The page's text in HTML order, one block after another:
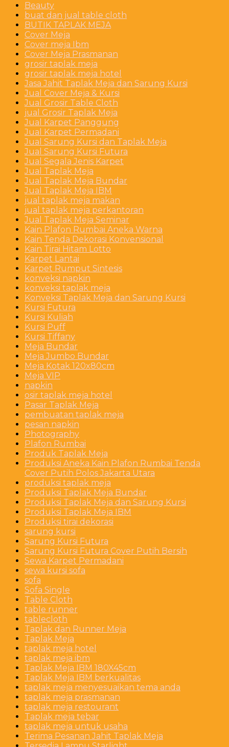
Beauty
buat dan jual table cloth
BUTIK TAPLAK MEJA
Cover Meja
Cover meja Ibm
Cover Meja Prasmanan
grosir taplak meja
grosir taplak meja hotel
Jasa Jahit Taplak Meja dan Sarung Kursi
Jual Cover Meja & Kursi
Jual Grosir Table Cloth
jual Grosir Taplak Meja
Jual Karpet Panggung
Jual Karpet Permadani
Jual Sarung Kursi dan Taplak Meja
Jual Sarung Kursi Futura
Jual Segala Jenis Karpet
Jual Taplak Meja
Jual Taplak Meja Bundar
Jual Taplak Meja IBM
jual taplak meja makan
jual taplak meja perkantoran
Jual Taplak Meja Seminar
Kain Plafon Rumbai Aneka Warna
Kain Tenda Dekorasi Konvensional
Kain Tirai Hitam Lotto
Karpet Lantai
Karpet Rumput Sintesis
konveksi napkin
konveksi taplak meja
Konveksi Taplak Meja dan Sarung Kursi
Kursi Futura
Kursi Kuliah
Kursi Puff
Kursi Tiffany
Meja Bundar
Meja Jumbo Bundar
Meja Kotak 120x80cm
Meja VIP
napkin
osir taplak meja hotel
Pasar Taplak Meja
pembuatan taplak meja
pesan napkin
Photography
Plafon Rumbai
Produk Taplak Meja
Produksi Aneka Kain Plafon Rumbai Tenda
Cover Putih Polos Jakarta Utara
produksi taplak meja
Produksi Taplak Meja Bundar
Produksi Taplak Meja dan Sarung Kursi
Produksi Taplak Meja IBM
Produksi tirai dekorasi
sarung kursi
Sarung Kursi Futura
Sarung Kursi Futura Cover Putih Bersih
Sewa Karpet Permadani
sewa kursi sofa
sofa
Sofa Single
Table Cloth
table runner
tablecloth
Taplak dan Runner Meja
Taplak Meja
taplak meja hotel
taplak meja ibm
Taplak Meja IBM 180X45cm
Taplak Meja IBM berkualitas
taplak meja menyesuaikan tema anda
taplak meja prasmanan
taplak meja restourant
Taplak meja tebar
taplak meja untuk usaha
Terima Pesanan Jahit Taplak Meja